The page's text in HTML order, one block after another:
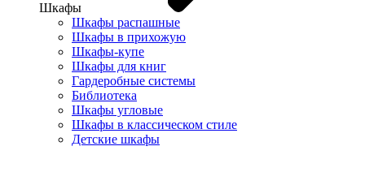
Шкафы
Шкафы распашные
Шкафы в прихожую
Шкафы-купе
Шкафы для книг
Гардеробные системы
Библиотека
Шкафы угловые
Шкафы в классическом стиле
Детские шкафы